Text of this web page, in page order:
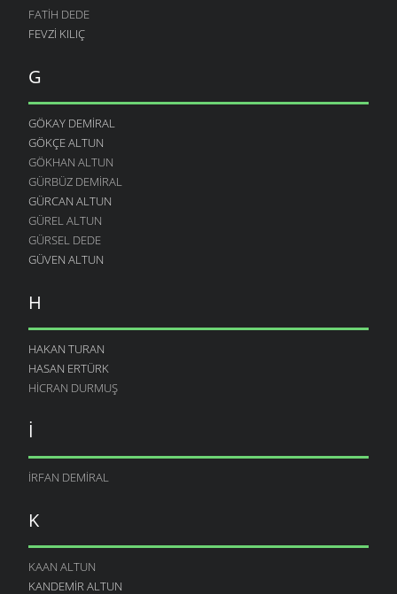
FATIH DEDE
FEVZI KILIÇ
G
GÖKAY DEMIRAL
GÖKÇE ALTUN
GÖKHAN ALTUN
GÜRBÜZ DEMIRAL
GÜRCAN ALTUN
GÜREL ALTUN
GÜRSEL DEDE
GÜVEN ALTUN
H
HAKAN TURAN
HASAN ERTÜRK
HICRAN DURMUŞ
İ
İRFAN DEMIRAL
K
KAAN ALTUN
KANDEMIR ALTUN